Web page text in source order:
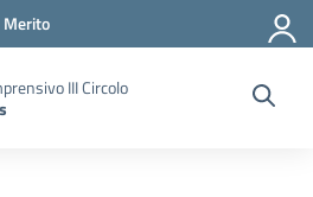
III Circolo